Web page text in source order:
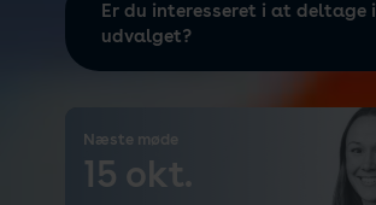
Er du interesseret i at deltage i
udvalget?
Næste møde
15 okt.